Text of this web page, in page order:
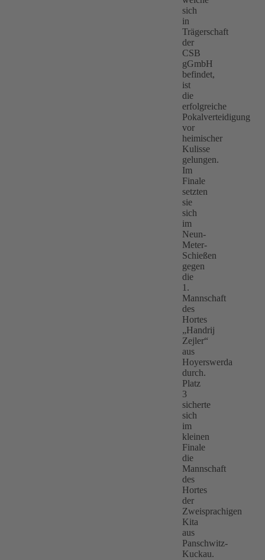
sich
in
Trägerschaft
der
CSB
gGmbH
befindet,
ist
die
erfolgreiche
Pokalverteidigung
vor
heimischer
Kulisse
gelungen.
Im
Finale
setzten
sie
sich
im
Neun-
Meter-
Schießen
gegen
die
1.
Mannschaft
des
Hortes
„Handrij
Zejler“
aus
Hoyerswerda
durch.
Platz
3
sicherte
sich
im
kleinen
Finale
die
Mannschaft
des
Hortes
der
Zweisprachigen
Kita
aus
Panschwitz-
Kuckau.